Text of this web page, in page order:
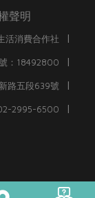
聲明
活消費合作社 |
：18492800 |
路五段639號 |
2995-6500 |